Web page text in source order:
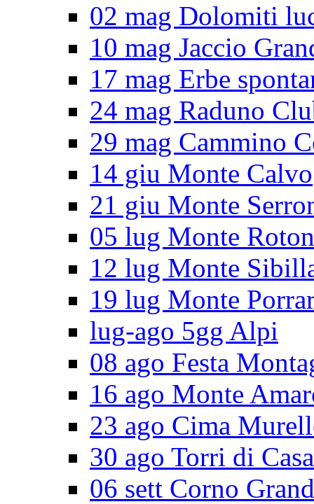
02 mag Dolomiti
10 mag Jaccio
17 mag Erbe
24 mag Raduno
29 mag Cammino
14 giu Monte Calvo
21 giu Monte
05 lug Monte
12 lug Monte
19 lug Monte
lug-ago 5gg Alpi
08 ago Festa
16 ago Monte
23 ago Cima
30 ago Torri di
06 sett Corno